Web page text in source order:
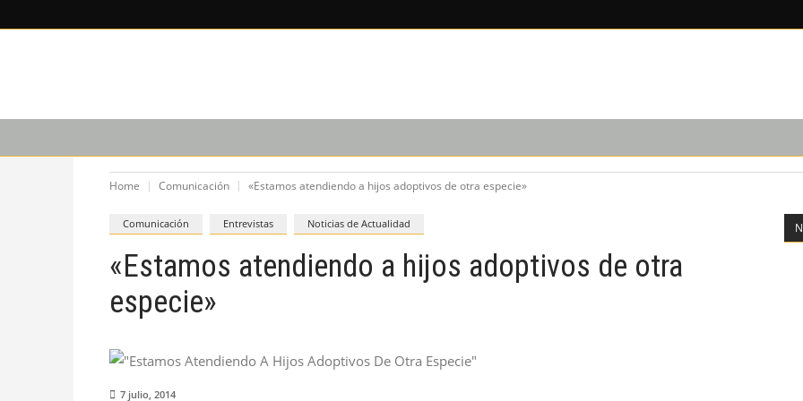
Home Comunicación «Estamos atendiendo a hijos adoptivos de otra especie»
Comunicación Entrevistas Noticias de Actualidad
«Estamos atendiendo a hijos adoptivos de otra
especie»
7 julio, 2014